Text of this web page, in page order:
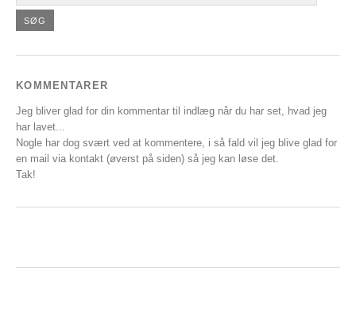
KOMMENTARER
Jeg bliver glad for din kommentar til indlæg når du har set, hvad jeg
har lavet...
Nogle har dog svært ved at kommentere, i så fald vil jeg blive glad for
en mail via kontakt (øverst på siden) så jeg kan løse det.
Tak!